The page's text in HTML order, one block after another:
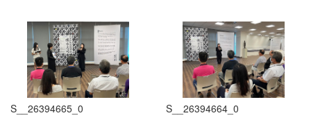
S__26394665_0 S__26394664_0